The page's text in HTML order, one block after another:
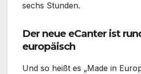
sechs Stunden.
Der neue eCanter ist
europäisch
Und so heißt es „Made in